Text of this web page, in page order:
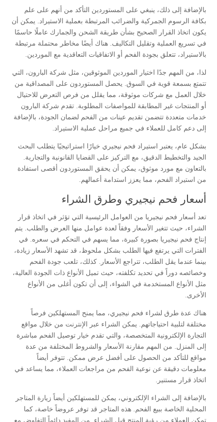
بالإضافة إلى ذلك، ينبغي على المستوردين التأكد من أنهم على علم
بكافة الرسوم الجمركية والضرائب المرتبطة بعملية الاستيراد. يمكن أن
يكون اتخاذ القرار الصحيح بشأن طريقة الشحن والجمارك عاملًا حاسمًا
في تسريع العملية وتقليل التكاليف. هناك أيضًا مخاطر محتملة مرتبطة
بالاستيراد، تتعلق بجودة الفحم أو الاتفاقيات التعاقدية مع الموردين.
لذا، من المهم جدًا اختيار الموردين الموثوقين، مثل شركة البارون، التي
تتمتع بسمعة قوية في السوق. يحصل المستوردون على المصداقية من
خلال العمل مع شركات موثوقة، مما يقلل من فرص التعرض للاحتيال
أو المنتجات غير المطابقة للمواصفات المطلوبة. تقدم شركة البارون
خدمات متعددة تتضمن تقديم عينات من الفحم لضمان الجودة، بالإضافة
إلى دعم كامل للعملاء في جميع مراحل عملية الاستيراد.
بشكل عام، يعتبر استيراد فحم نيجيري خيارًا استراتيجيًا يتطلب البحث
الجيد والتخطيط الدقيق، مع التركيز على القضايا القانونية والتجارية.
بالتعاون مع مورد موثوق، يمكن أن يحقق المستوردون أقصى استفادة
من استيراد الفحم، مما يعزز استدامة أعمالهم.
أسعار فحم نيجيري وطرق الشراء
تعد أسعار فحم نيجيريا من العوامل الرئيسية التي تؤثر في اتخاذ قرار
الشراء، حيث تتغير الأسعار وفقاً لعدة عوامل منها العرض والطلب. يتم
إنتاج فحم نيجيريا بصورة كبيرة، مما يسهم في التحكم في سعره. في
الفترات التي يرتفع فيها الطلب بشكل ملحوظ، قد تشهد الأسعار زيادة،
بينما عندما يقل الطلب، تتراجع الأسعار. كذلك، تلعب جودة الفحم
وخصائصه دوراً في تحديد تكلفته، حيث تميل الأنواع ذات الجودة العالية،
مثل الأنواع المستخدمة في الشواء، إلى أن تكون أغلى من الأنواع
الأخرى.
هناك عدة طرق لشراء فحم نيجيري، مما يمنح المستهلكين فرصاً
مختلفة لتلبية احتياجاتهم. يمكن الشراء عبر الإنترنت من خلال مواقع
التجارة الإلكترونية المتخصصة، والتي تقدم خيار توصيل الفحم مباشرة
إلى المنزل. من المهم مقارنة الأسعار والشروط المختلفة من عدة
مواقع للتأكد من الحصول على أفضل عرض ممكن. تتوفر أيضاً
معلومات دقيقة عن نوعية الفحم من مراجعات العملاء، مما يساعد في
اتخاذ قرار مستنير.
بالإضافة إلى الشراء الإلكتروني، يمكن للمستهلكين أيضاً زيارة المتاجر
المحلية الخاصة ببيع الفحم. هذه المتاجر قد توفر عروضاً خاصة، كما
تمكن العملاء من رؤية المنتج قبل الشراء. من المفيد دائماً التفاوض مع